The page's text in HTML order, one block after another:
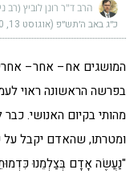
הרב ד"ר רונן לוביץ (רב
כ״ג באב ה׳תש״פ (אוגוסט 13, 2020)
המושגים אח– אחר–
בפרשה הראשונה ראוי
מהותי בקיום האנושי.
ומטרתו, שהאדם יקבל על
"נַעֲשֶׂה אָדָם בְּצַלְמֵנוּ